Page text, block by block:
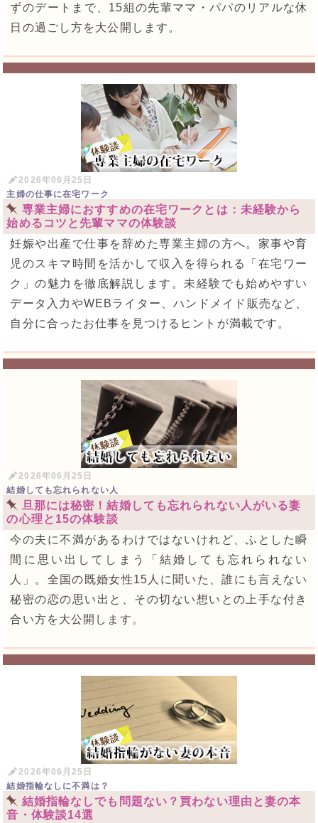
ずのデートまで、15組の先輩ママ・パパのリアルな休
日の過ごし方を大公開します。
2026年06月25日
主婦の仕事に在宅ワーク
専業主婦におすすめの在宅ワークとは：未経験から
始めるコツと先輩ママの体験談
妊娠や出産で仕事を辞めた専業主婦の方へ。家事や育
児のスキマ時間を活かして収入を得られる「在宅ワー
ク」の魅力を徹底解説します。未経験でも始めやすい
データ入力やWEBライター、ハンドメイド販売など、
自分に合ったお仕事を見つけるヒントが満載です。
2026年06月25日
結婚しても忘れられない人
旦那には秘密！結婚しても忘れられない人がいる妻
の心理と15の体験談
今の夫に不満があるわけではないけれど、ふとした瞬
間に思い出してしまう「結婚しても忘れられない
人」。全国の既婚女性15人に聞いた、誰にも言えない
秘密の恋の思い出と、その切ない想いとの上手な付き
合い方を大公開します。
2026年06月25日
結婚指輪なしに不満は？
結婚指輪なしでも問題ない？買わない理由と妻の本
音・体験談14選